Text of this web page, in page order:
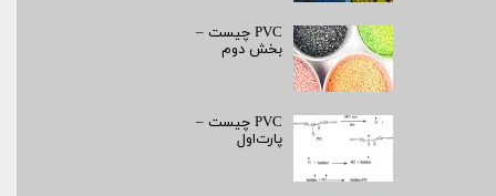
PVC چیست –
بخش دوم
PVC چیست –
پارت‌اول